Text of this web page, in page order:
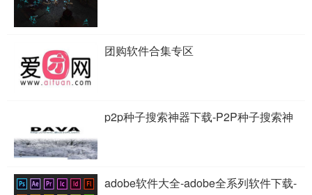
团购软件合集专区
p2p种子搜索神器下载-P2P种子搜索神
器专题
adobe软件大全-adobe全系列软件下载-